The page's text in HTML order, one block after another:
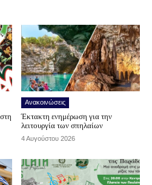
Ανακοινώσεις
Έκτακτη ενημέρωση για την
λειτουργία των σπηλαίων
4 Αυγούστου 2026